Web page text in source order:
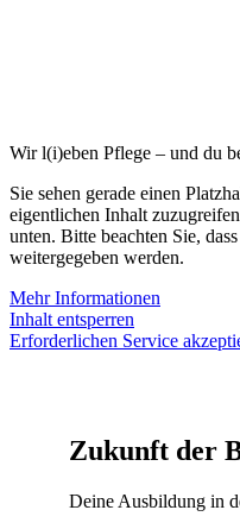
Wir l(i)eben Pflege – und du
Sie sehen gerade einen
eigentlichen Inhalt
unten. Bitte beachten Sie,
weitergegeben werden.
Mehr Informationen
Inhalt entsperren
Erforderlichen Service
Zukunft der
Deine Ausbildung in